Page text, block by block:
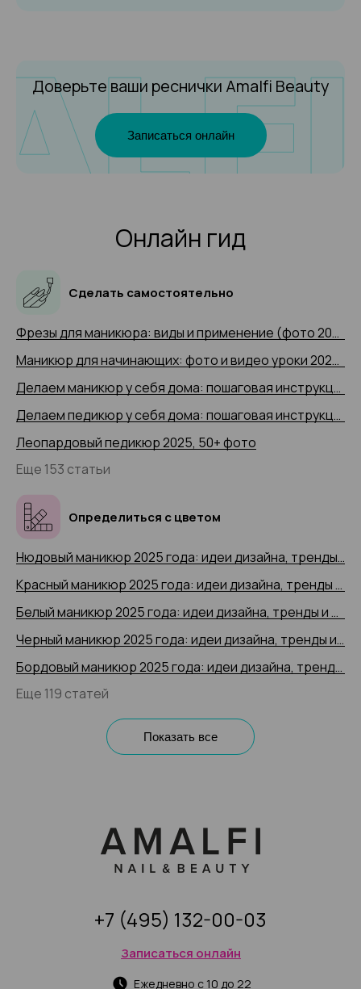
Доверьте ваши реснички Amalfi Beauty
Записаться онлайн
Онлайн гид
Сделать самостоятельно
Фрезы для маникюра: виды и применение (фото 2025 и видео-примеры)
Маникюр для начинающих: фото и видео уроки 2025 года
Делаем маникюр у себя дома: пошаговая инструкция 2025 (+ видео)
Делаем педикюр у себя дома: пошаговая инструкция 2025 года с 50+ фото
Леопардовый педикюр 2025, 50+ фото
Еще 153 статьи
Определиться с цветом
Нюдовый маникюр 2025 года: идеи дизайна, тренды и новинки, 200+ фото
Красный маникюр 2025 года: идеи дизайна, тренды и новинки, 200+ фото
Белый маникюр 2025 года: идеи дизайна, тренды и новинки, 200+ фото
Черный маникюр 2025 года: идеи дизайна, тренды и новинки, 200+ фото
Бордовый маникюр 2025 года: идеи дизайна, тренды и новинки, 200+ фото
Еще 119 статей
Показать все
Ежедневно с 10 до 22
Записаться онлайн
+7 (495) 132-00-03